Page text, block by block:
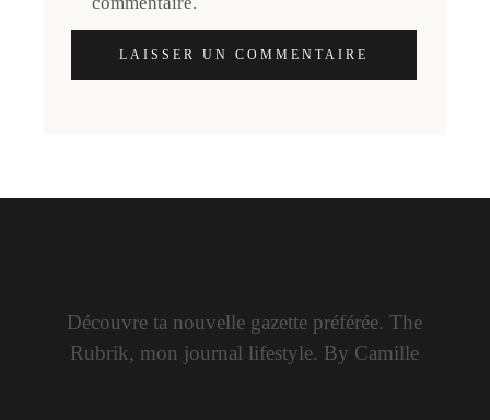
LAISSER UN COMMENTAIRE
Découvre ta nouvelle gazette préférée. The
Rubrik, mon journal lifestyle. By Camille